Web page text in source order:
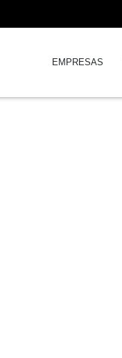
EMPRESAS